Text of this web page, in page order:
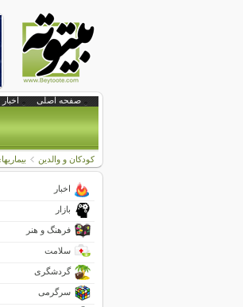
صفحه اصلی
کودکان و والدین
اخبار
بازار
فرهنگ و هنر
سلامت
گردشگری
سرگرمی